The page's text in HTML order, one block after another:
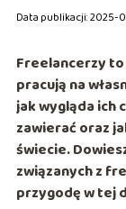
Data publikacji: 2025-
Freelancerzy
pracują na
jak wygląda ich
zawierać oraz
świecie.
związanych z
przygodę w tej